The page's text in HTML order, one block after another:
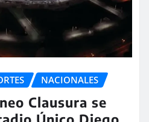
NACIONALES
Clausura se